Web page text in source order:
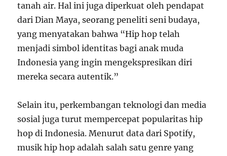
tanah air. Hal ini juga diperkuat oleh pendapat
dari Dian Maya, seorang peneliti seni budaya,
yang menyatakan bahwa “Hip hop telah
menjadi simbol identitas bagi anak muda
Indonesia yang ingin mengekspresikan diri
mereka secara autentik.”
Selain itu, perkembangan teknologi dan media
sosial juga turut mempercepat popularitas hip
hop di Indonesia. Menurut data dari Spotify,
musik hip hop adalah salah satu genre yang